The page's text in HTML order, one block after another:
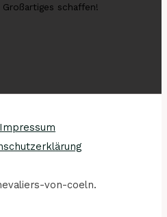
schaffen!
Impressum
von-coeln.